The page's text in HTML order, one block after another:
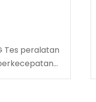
Tes peralatan